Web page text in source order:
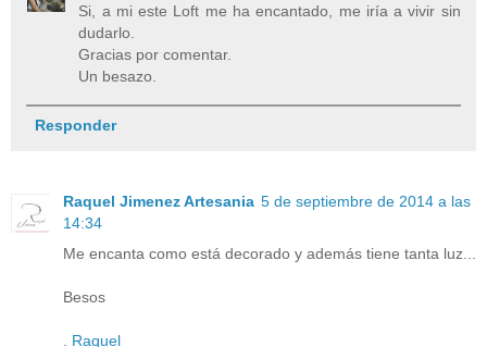
Si, a mi este Loft me ha encantado, me iría a vivir sin
dudarlo.
Gracias por comentar.
Un besazo.
Responder
Raquel Jimenez Artesania 5 de septiembre de 2014 a las
14:34
Me encanta como está decorado y además tiene tanta luz...
Besos
Raquel